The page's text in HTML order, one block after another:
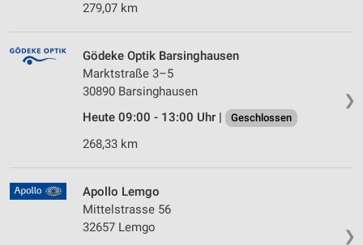
279,07 km
❯
Gödeke Optik Barsinghausen
Marktstraße 3–5
30890 Barsinghausen
Heute 09:00 - 13:00 Uhr |
Geschlossen
268,33 km
❯
Apollo Lemgo
Mittelstrasse 56
32657 Lemgo